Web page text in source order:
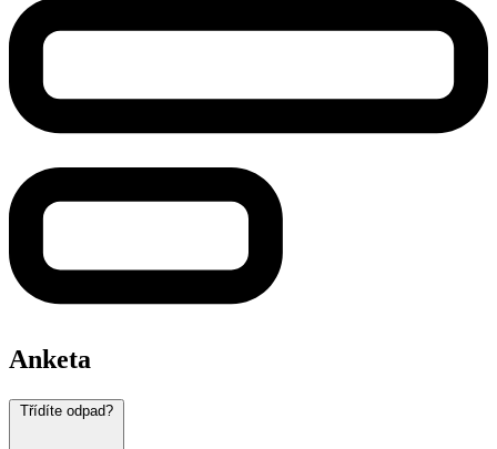
Anketa
Třídíte odpad?